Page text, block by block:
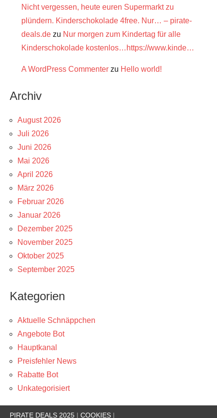
Nicht vergessen, heute euren Supermarkt zu
plündern. Kinderschokolade 4free. Nur… – pirate-
deals.de zu Nur morgen zum Kindertag für alle
Kinderschokolade kostenlos…https://www.kinde…
A WordPress Commenter zu Hello world!
Archiv
August 2026
Juli 2026
Juni 2026
Mai 2026
April 2026
März 2026
Februar 2026
Januar 2026
Dezember 2025
November 2025
Oktober 2025
September 2025
Kategorien
Aktuelle Schnäppchen
Angebote Bot
Hauptkanal
Preisfehler News
Rabatte Bot
Unkategorisiert
PIRATE DEALS 2025 | COOKIES |